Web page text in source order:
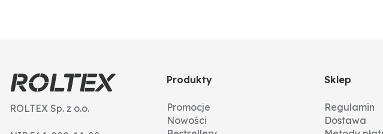
ROLTEX Sp. z o.o.
Produkty
Promocje
Nowości
Sklep
Regulamin
Dostawa